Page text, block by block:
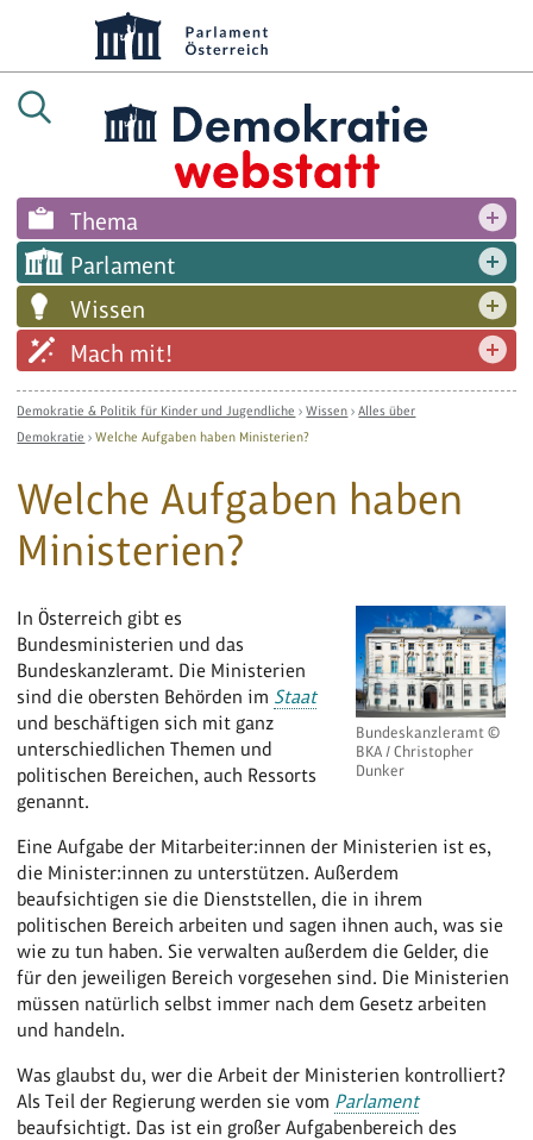
Thema
Parlament
Wissen
Mach mit!
Demokratie & Politik für Kinder und Jugendliche ›Wissen ›Alles über
Demokratie ›Welche Aufgaben haben Ministerien?
Welche Aufgaben haben
Ministerien?
Bundeskanzleramt ©
BKA / Christopher
Dunker
In Österreich gibt es
Bundesministerien und das
Bundeskanzleramt. Die Ministerien
sind die obersten Behörden im Staat
und beschäftigen sich mit ganz
unterschiedlichen Themen und
politischen Bereichen, auch Ressorts
genannt.
Eine Aufgabe der Mitarbeiter:innen der Ministerien ist es,
die Minister:innen zu unterstützen. Außerdem
beaufsichtigen sie die Dienststellen, die in ihrem
politischen Bereich arbeiten und sagen ihnen auch, was sie
wie zu tun haben. Sie verwalten außerdem die Gelder, die
für den jeweiligen Bereich vorgesehen sind. Die Ministerien
müssen natürlich selbst immer nach dem Gesetz arbeiten
und handeln.
Was glaubst du, wer die Arbeit der Ministerien kontrolliert?
Als Teil der Regierung werden sie vom Parlament
beaufsichtigt. Das ist ein großer Aufgabenbereich des